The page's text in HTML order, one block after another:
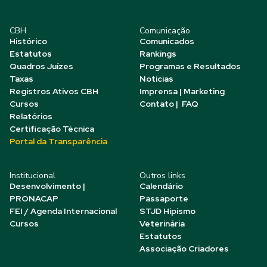
CBH
Histórico
Estatutos
Quadros Juízes
Taxas
Registros Ativos CBH
Cursos
Relatórios
Certificação Técnica
Portal da Transparência
Comunicação
Comunicados
Rankings
Programas e Resultados
Notícias
Imprensa | Marketing
Contato | FAQ
Institucional
Desenvolvimento |
PRONACAP
FEI / Agenda Internacional
Cursos
Outros links
Calendário
Passaporte
STJD Hipismo
Veterinária
Estatutos
Associação Criadores